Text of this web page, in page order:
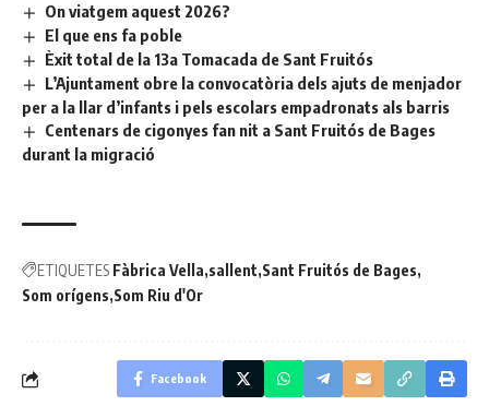
On viatgem aquest 2026?
El que ens fa poble
Èxit total de la 13a Tomacada de Sant Fruitós
L’Ajuntament obre la convocatòria dels ajuts de menjador
per a la llar d’infants i pels escolars empadronats als barris
Centenars de cigonyes fan nit a Sant Fruitós de Bages
durant la migració
ETIQUETES Fàbrica Vella sallent Sant Fruitós de Bages
Som orígens Som Riu d'Or
Facebook